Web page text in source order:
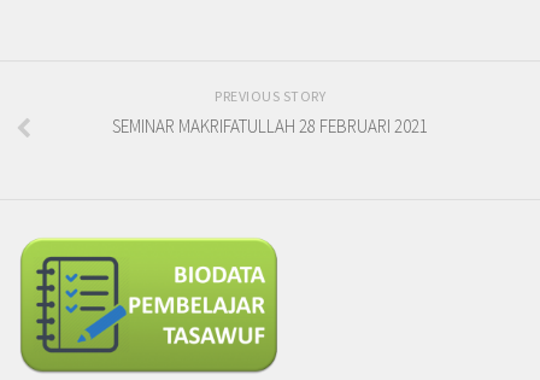
PREVIOUS STORY
SEMINAR MAKRIFATULLAH 28 FEBRUARI 2021